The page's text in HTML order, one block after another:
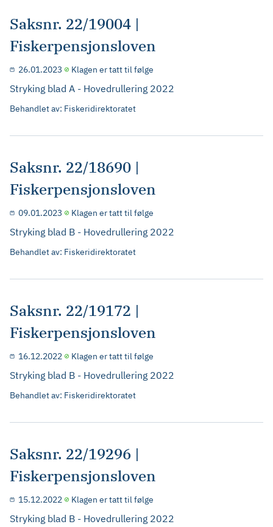
Saksnr. 22/19004 |
Fiskerpensjonsloven
26.01.2023 Klagen er tatt til følge
Stryking blad A - Hovedrullering 2022
Behandlet av: Fiskeridirektoratet
Saksnr. 22/18690 |
Fiskerpensjonsloven
09.01.2023 Klagen er tatt til følge
Stryking blad B - Hovedrullering 2022
Behandlet av: Fiskeridirektoratet
Saksnr. 22/19172 |
Fiskerpensjonsloven
16.12.2022 Klagen er tatt til følge
Stryking blad B - Hovedrullering 2022
Behandlet av: Fiskeridirektoratet
Saksnr. 22/19296 |
Fiskerpensjonsloven
15.12.2022 Klagen er tatt til følge
Stryking blad B - Hovedrullering 2022